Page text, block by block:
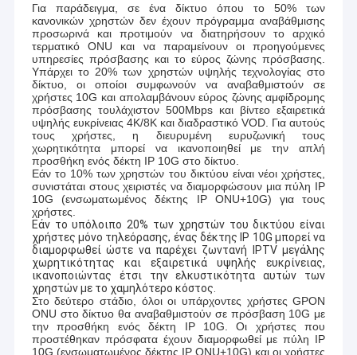
Για παράδειγμα, σε ένα δίκτυο όπου το 50% των
κανονικών χρηστών δεν έχουν πρόγραμμα αναβάθμισης
προσωρινά και προτιμούν να διατηρήσουν το αρχικό
τερματικό ONU και να παραμείνουν οι προηγούμενες
υπηρεσίες πρόσβασης και το εύρος ζώνης πρόσβασης.
Υπάρχει το 20% των χρηστών υψηλής τεχνολογίας στο
δίκτυο, οι οποίοι συμφωνούν να αναβαθμιστούν σε
χρήστες 10G και απολαμβάνουν εύρος ζώνης αμφίδρομης
πρόσβασης τουλάχιστον 500Mbps και βίντεο εξαιρετικά
υψηλής ευκρίνειας 4K/8K και διαδραστικό VOD. Για αυτούς
τους χρήστες, η διευρυμένη ευρυζωνική τους
χωρητικότητα μπορεί να ικανοποιηθεί με την απλή
προσθήκη ενός δέκτη IP 10G στο δίκτυο.
Εάν το 10% των χρηστών του δικτύου είναι νέοι χρήστες,
συνιστάται στους χειριστές να διαμορφώσουν μια πύλη IP
10G (ενσωματωμένος δέκτης IP ONU+10G) για τους
χρήστες.
Εάν το υπόλοιπο 20% των χρηστών του δικτύου είναι
χρήστες μόνο τηλεόρασης, ένας δέκτης IP 10G μπορεί να
διαμορφωθεί ώστε να παρέχει ζωντανή IPTV μεγάλης
χωρητικότητας και εξαιρετικά υψηλής ευκρίνειας,
ικανοποιώντας έτσι την ελκυστικότητα αυτών των
χρηστών με το χαμηλότερο κόστος.
Στο δεύτερο στάδιο, όλοι οι υπάρχοντες χρήστες GPON
ONU στο δίκτυο θα αναβαθμιστούν σε πρόσβαση 10G με
την προσθήκη ενός δέκτη IP 10G. Οι χρήστες που
προστέθηκαν πρόσφατα έχουν διαμορφωθεί με πύλη IP
10G (ενσωματωμένος δέκτης IP ONU+10G) και οι χρήστες